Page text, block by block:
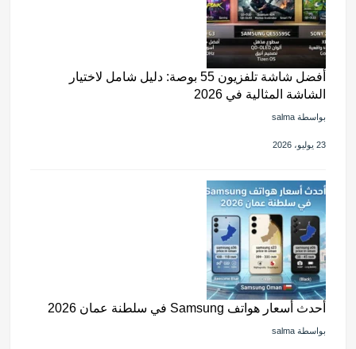
أفضل شاشة تلفزيون 55 بوصة: دليل شامل لاختيار
الشاشة المثالية في 2026
بواسطة salma
23 يوليو، 2026
أحدث أسعار هواتف Samsung في سلطنة عمان 2026
بواسطة salma